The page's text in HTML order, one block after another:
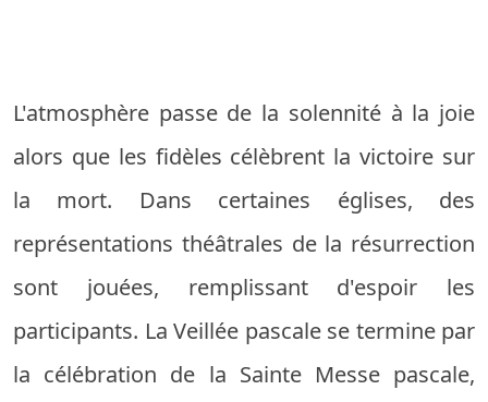
L'atmosphère passe de la solennité à la joie
alors que les fidèles célèbrent la victoire sur
la mort. Dans certaines églises, des
représentations théâtrales de la résurrection
sont jouées, remplissant d'espoir les
participants. La Veillée pascale se termine par
la célébration de la Sainte Messe pascale,